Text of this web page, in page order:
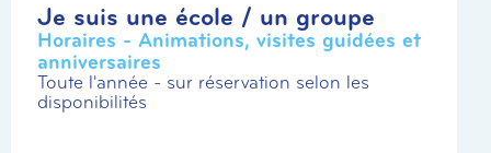
Je suis une école / un groupe
Horaires - Animations, visites guidées et
anniversaires
Toute l'année - sur réservation selon les
disponibilités